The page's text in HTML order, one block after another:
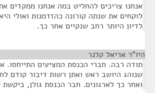
אנחנו צריכים להחליט במה אנחנו ממקדים
לוקחים את שנתה קורונה כהזדמנות ואולי
לדיון היותר רחב שנקיים אחר כך.
היו"ר אריאל קלנר
תודה רבה. חברי הכנסת המציעים התייחסו.
שנוהג היושב ראש ואתן רשות דיבור קודם
ואחר כך לארגונים. חבר הכנסת גולן, ביקשת